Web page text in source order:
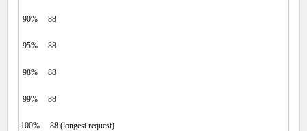
90% 88
95% 88
98% 88
99% 88
100% 88 (longest request)